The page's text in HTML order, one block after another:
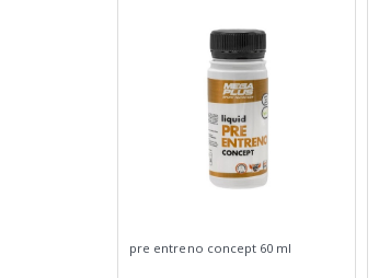
pre entreno concept 60 ml